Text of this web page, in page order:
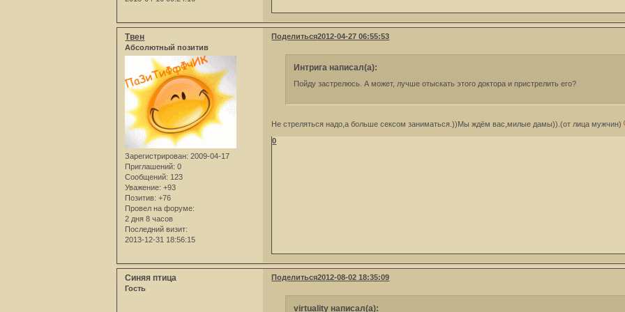
Поделиться2012-04-27 06:55:53
Твен
Абсолютный позитив
Зарегистрирован: 2009-04-17
Приглашений: 0
Сообщений: 123
Уважение: +93
Позитив: +76
Провел на форуме:
2 дня 8 часов
Последний визит:
2013-12-31 18:56:15
Интрига написал(а):
Пойду застрелюсь. А может, лучше отыскать этого доктора и пристрелить его?
Не стреляться надо,а больше сексом заниматься.))Мы ждём вас,милые дамы)).(от лица мужчин)
0
Поделиться2012-08-02 18:35:09
Синяя птица
Гость
virtuality написал(а):